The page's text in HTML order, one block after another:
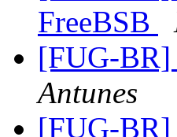
FreeBSB
[FUG-
Antunes
[FUG-BR]